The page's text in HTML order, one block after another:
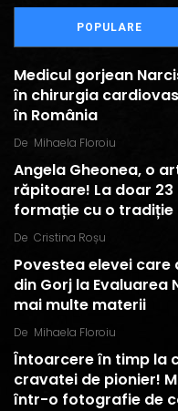
POPULARE
Medicul gorjean
în chirurgia
în România
De Mihaela Floroiu
Angela Gheonea, o
răpitoare! La doar
formație cu o tradiție
De Cristina Roșu
Povestea elevei
din Gorj la Evaluarea
mai multe materii
De Mihaela Floroiu
Întoarcere în timp la
cravatei de pionier!
într-o fotografie de